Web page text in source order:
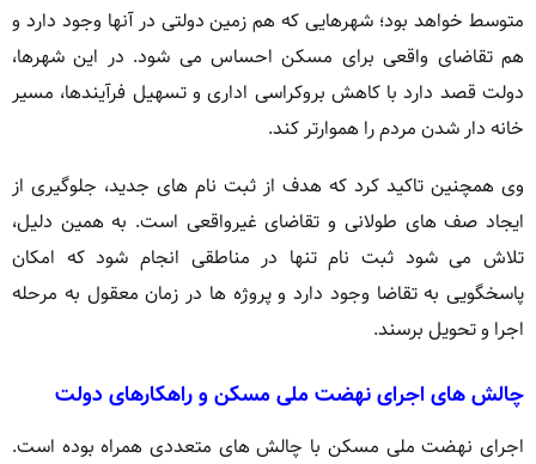
متوسط خواهد بود؛ شهرهایی که هم زمین دولتی در آنها وجود دارد و
هم تقاضای واقعی برای مسکن احساس می شود. در این شهرها،
دولت قصد دارد با کاهش بروکراسی اداری و تسهیل فرآیندها، مسیر
خانه دار شدن مردم را هموارتر کند.
وی همچنین تاکید کرد که هدف از ثبت نام های جدید، جلوگیری از
ایجاد صف های طولانی و تقاضای غیرواقعی است. به همین دلیل،
تلاش می شود ثبت نام تنها در مناطقی انجام شود که امکان
پاسخگویی به تقاضا وجود دارد و پروژه ها در زمان معقول به مرحله
اجرا و تحویل برسند.
چالش های اجرای نهضت ملی مسکن و راهکارهای دولت
اجرای نهضت ملی مسکن با چالش های متعددی همراه بوده است.